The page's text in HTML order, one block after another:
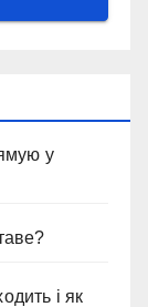
у
і як